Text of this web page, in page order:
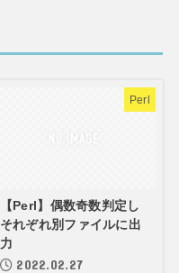
Perl
【Perl】偶数奇数判定し
それぞれ別ファイルに出
力
2022.02.27